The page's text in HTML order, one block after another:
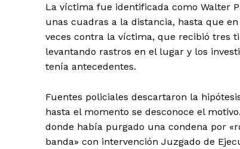
La víctima fue identificada como Walter
unas cuadras a la distancia, hasta que
veces contra la víctima, que recibió tres
levantando rastros en el lugar y los
tenía antecedentes.
Fuentes policiales descartaron la
hasta el momento se desconoce el
donde había purgado una condena por
banda» con intervención Juzgado de